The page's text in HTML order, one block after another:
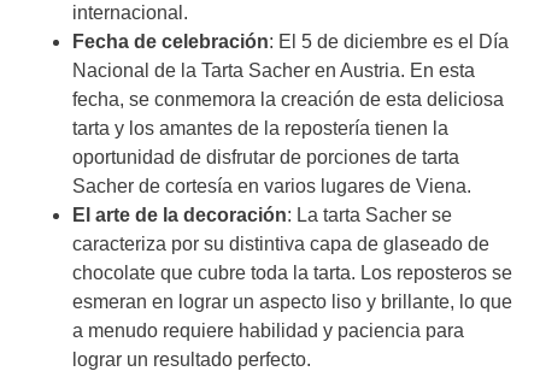
internacional.
Fecha de celebración: El 5 de diciembre es el Día
Nacional de la Tarta Sacher en Austria. En esta
fecha, se conmemora la creación de esta deliciosa
tarta y los amantes de la repostería tienen la
oportunidad de disfrutar de porciones de tarta
Sacher de cortesía en varios lugares de Viena.
El arte de la decoración: La tarta Sacher se
caracteriza por su distintiva capa de glaseado de
chocolate que cubre toda la tarta. Los reposteros se
esmeran en lograr un aspecto liso y brillante, lo que
a menudo requiere habilidad y paciencia para
lograr un resultado perfecto.